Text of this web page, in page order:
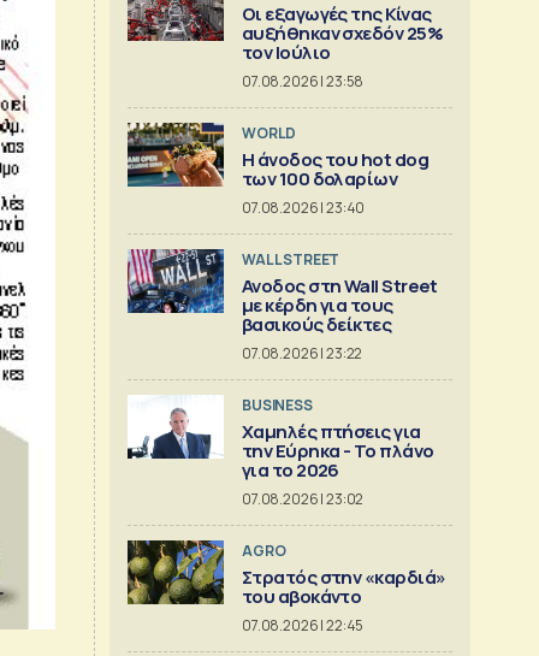
Οι εξαγωγές της Κίνας
αυξήθηκαν σχεδόν 25%
τον Ιούλιο
07.08.2026 | 23:58
WORLD
Η άνοδος του hot dog
των 100 δολαρίων
07.08.2026 | 23:40
WALL STREET
Ανοδος στη Wall Street
με κέρδη για τους
βασικούς δείκτες
07.08.2026 | 23:22
BUSINESS
Χαμηλές πτήσεις για
την Εύρηκα - Το πλάνο
για το 2026
07.08.2026 | 23:02
AGRO
Στρατός στην «καρδιά»
του αβοκάντο
07.08.2026 | 22:45